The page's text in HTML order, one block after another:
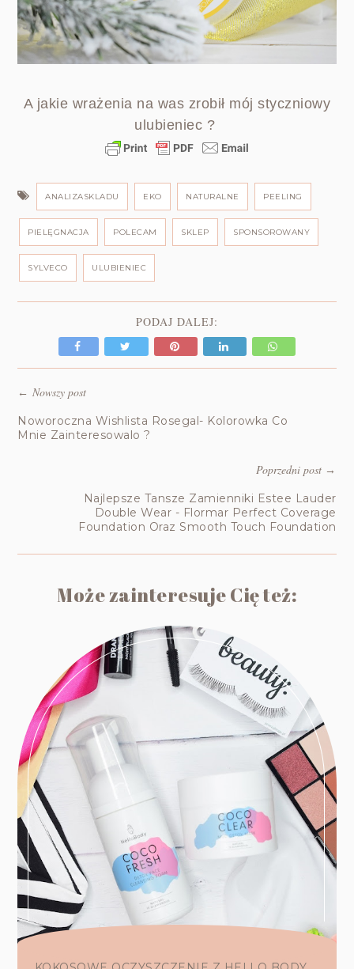
A jakie wrażenia na was zrobił mój styczniowy
ulubieniec ?
ANALIZASKLADU EKO NATURALNE PEELING
PIELĘGNACJA POLECAM SKLEP SPONSOROWANY
SYLVECO ULUBIENIEC
PODAJ DALEJ:
←Nowszy post
Noworoczna Wishlista Rosegal- Kolorowka Co
Mnie Zainteresowalo ?
Poprzedni post→
Najlepsze Tansze Zamienniki Estee Lauder
Double Wear - Flormar Perfect Coverage
Foundation Oraz Smooth Touch Foundation
Może zainteresuje Cię też: